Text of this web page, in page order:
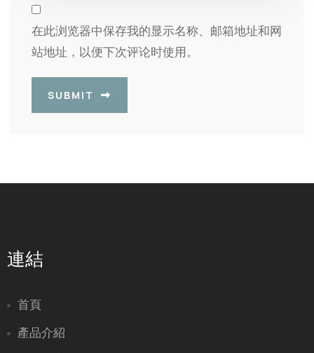
在此浏览器中保存我的显示名称、邮箱地址和网
站地址，以便下次评论时使用。
SUBMIT
連結
首頁
產品介紹